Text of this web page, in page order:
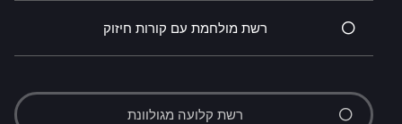
רשת מולחמת עם קורות חיזוק
רשת קלועה מגולוונת